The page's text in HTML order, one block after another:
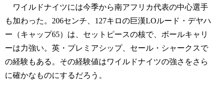
ワイルドナイツには今季から南アフリカ代表の中心選手
も加わった。206センチ、127キロの巨漢LOルード・デヤハ
ー（キャップ65）は、セットピースの核で、ボールキャリ
ーは力強い。英・プレミアシップ、セール・シャークスで
の経験もある。その経験値はワイルドナイツの強さをさら
に確かなものにするだろう。